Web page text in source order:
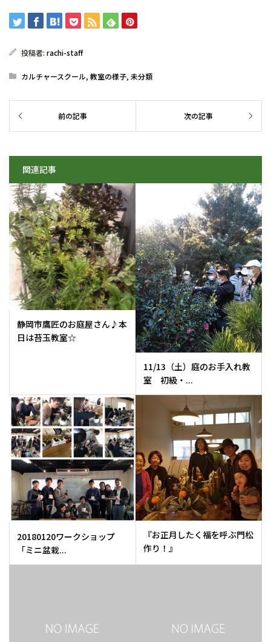
投稿者: rachi-staff
カルチャースクール, 教室の様子, 未分類
関連記事
静岡市鷹匠のお庭屋さん♪本
日は苔玉教室☆
11/13（土）庭のお手入れ教
室 初級・...
20180120ワークショップ
「ミニ盆栽...
『お正月したく福を呼ぶ門松
作り！』